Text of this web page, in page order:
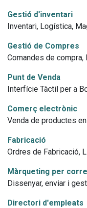
Gestió d'inventari
Inventari, Logística,
Gestió de Compres
Comandes de
Punt de Venda
Interfície Tàctil per a
Comerç electrònic
Venda de productes
Fabricació
Ordres de Fabricació,
Màrqueting per
Dissenyar, enviar i
Directori d'empleats